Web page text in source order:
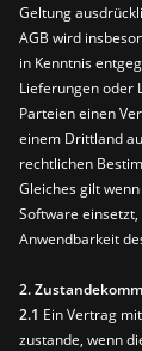
Geltung
AGB wird
in Kenntnis
Lieferungen oder
Parteien einen
einem Drittland
rechtlichen
Gleiches gilt
Software
Anwendbarkeit
2.
2.1 Ein Vertrag
zustande, wenn